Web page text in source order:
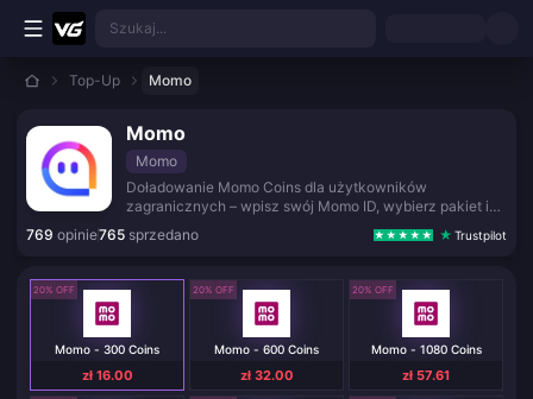
Przejdź do głównej treści
Szukaj...
Top-Up Momo
Momo
Momo
Doładowanie Momo Coins dla użytkowników
zagranicznych – wpisz swój Momo ID, wybierz pakiet i
otrzymaj monety w kilka minut. Bezpiecznie i bez hasła.
769 opinie765 sprzedano Trustpilot
20% OFF
Momo - 300 Coins
zł 16.00
20% OFF
Momo - 600 Coins
zł 32.00
20% OFF
Momo - 1080 Coins
zł 57.61